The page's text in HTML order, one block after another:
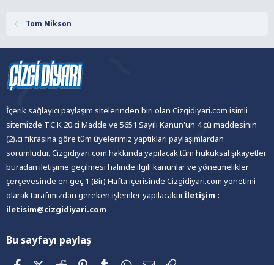
Tom Nikson
İçerik sağlayıcı paylaşım sitelerinden biri olan Cizgidiyari.com isimli
sitemizde T.C.K 20.ci Madde ve 5651 Sayılı Kanun'un 4.cü maddesinin
(2).ci fıkrasına göre tüm üyelerimiz yaptıkları paylaşımlardan
sorumludur. Cizgidiyari.com hakkında yapılacak tüm hukuksal şikayetler
buradan iletişime geçilmesi halinde ilgili kanunlar ve yönetmelikler
çerçevesinde en geç 1 (Bir) Hafta içerisinde Cizgidiyari.com yönetimi
olarak tarafımızdan gereken işlemler yapılacaktır.İletişim :
iletisim@cizgidiyari.com
Bu sayfayı paylaş